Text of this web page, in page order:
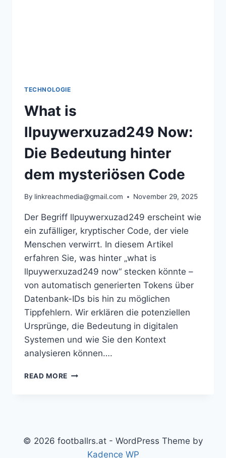
TECHNOLOGIE
What is
llpuywerxuzad249 Now:
Die Bedeutung hinter
dem mysteriösen Code
By linkreachmedia@gmail.com November 29, 2025
Der Begriff llpuywerxuzad249 erscheint wie
ein zufälliger, kryptischer Code, der viele
Menschen verwirrt. In diesem Artikel
erfahren Sie, was hinter „what is
llpuywerxuzad249 now“ stecken könnte –
von automatisch generierten Tokens über
Datenbank-IDs bis hin zu möglichen
Tippfehlern. Wir erklären die potenziellen
Ursprünge, die Bedeutung in digitalen
Systemen und wie Sie den Kontext
analysieren können….
READ MORE WHAT
HINTER
© 2026 footballrs.at - WordPress Theme by
Kadence WP